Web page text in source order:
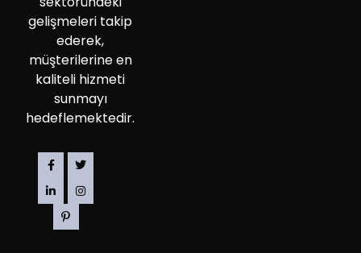
gelişmeleri takip
ederek,
müşterilerine en
kaliteli hizmeti
sunmayı
hedeflemektedir.